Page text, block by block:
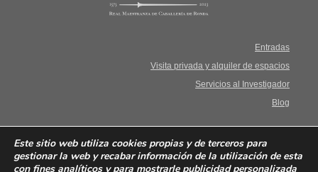
Entradas
Visita privada y alquiler de espacios
Servicios al Investigador
Blog
Política de privacidad
Este sitio web utiliza cookies propias y de terceros para
gestionar la web y recabar información de la utilización de esta
con fines analíticos y para mostrarle publicidad personalizada